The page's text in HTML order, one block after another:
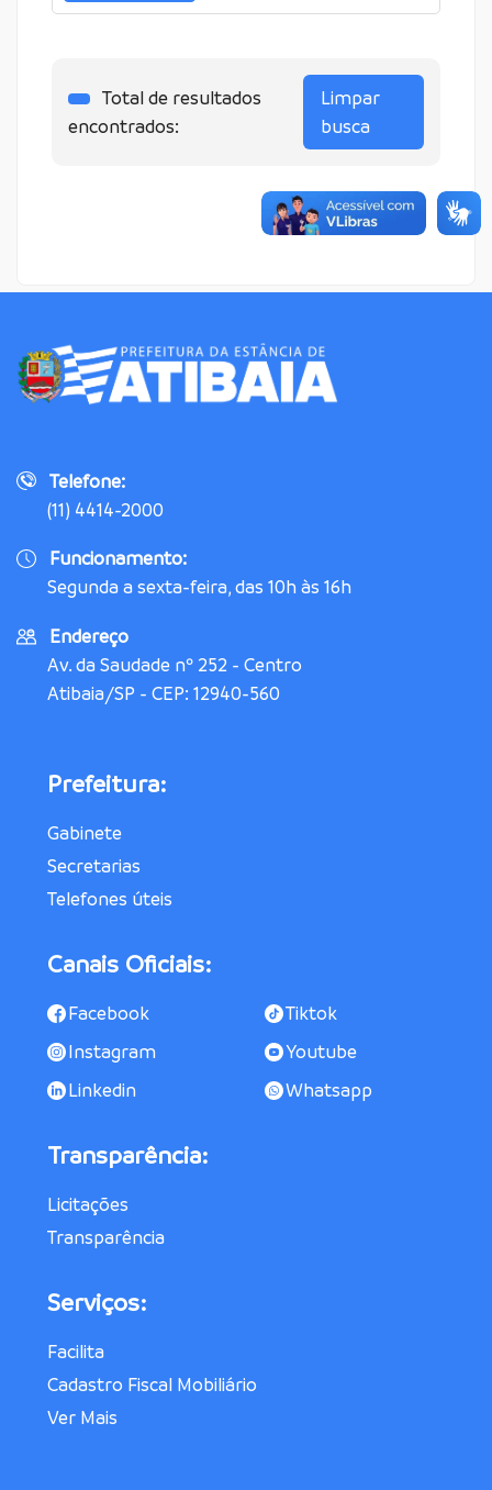
Total de resultados
encontrados:
Limpar
busca
Telefone:
(11) 4414-2000
Funcionamento:
Segunda a sexta-feira, das 10h às 16h
Endereço
Av. da Saudade nº 252 - Centro
Atibaia/SP - CEP: 12940-560
Prefeitura:
Gabinete
Secretarias
Telefones úteis
Canais Oficiais:
Facebook
Tiktok
Instagram
Youtube
Linkedin
Whatsapp
Transparência:
Licitações
Transparência
Serviços:
Facilita
Cadastro Fiscal Mobiliário
Ver Mais